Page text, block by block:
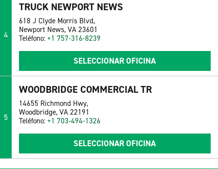
4
TRUCK NEWPORT NEWS
618 J Clyde Morris Blvd,
Newport News, VA 23601
Teléfono: +1 757-316-8239
SELECCIONAR OFICINA
5
WOODBRIDGE COMMERCIAL TR
14655 Richmond Hwy,
Woodbridge, VA 22191
Teléfono: +1 703-494-1326
SELECCIONAR OFICINA